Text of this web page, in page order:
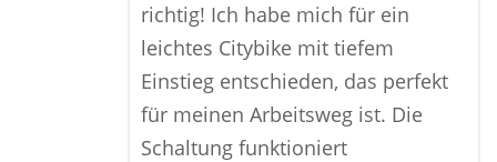
richtig! Ich habe mich für ein
leichtes Citybike mit tiefem
Einstieg entschieden, das perfekt
für meinen Arbeitsweg ist. Die
Schaltung funktioniert